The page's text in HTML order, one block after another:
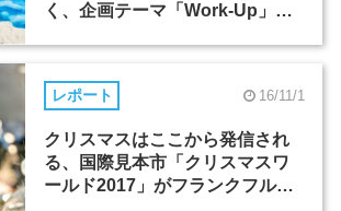
く、企画テーマ「Work-Up」と
レポート 16/11/1
クリスマスはここから発信され
る、国際見本市「クリスマスワ
ールド2017」がフランクフルト